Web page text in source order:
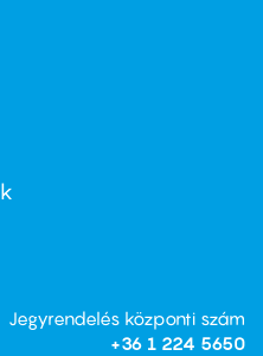
Jegyrendelés központi szám
+36 1 224 5650